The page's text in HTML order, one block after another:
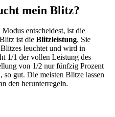
mein Blitz?
entscheidest, ist die
ist die Blitzleistung. Sie
leuchtet und wird in
1/1 der vollen Leistung des
von 1/2 nur fünfzig Prozent
so gut. Die meisten Blitze lassen
den herunterregeln.